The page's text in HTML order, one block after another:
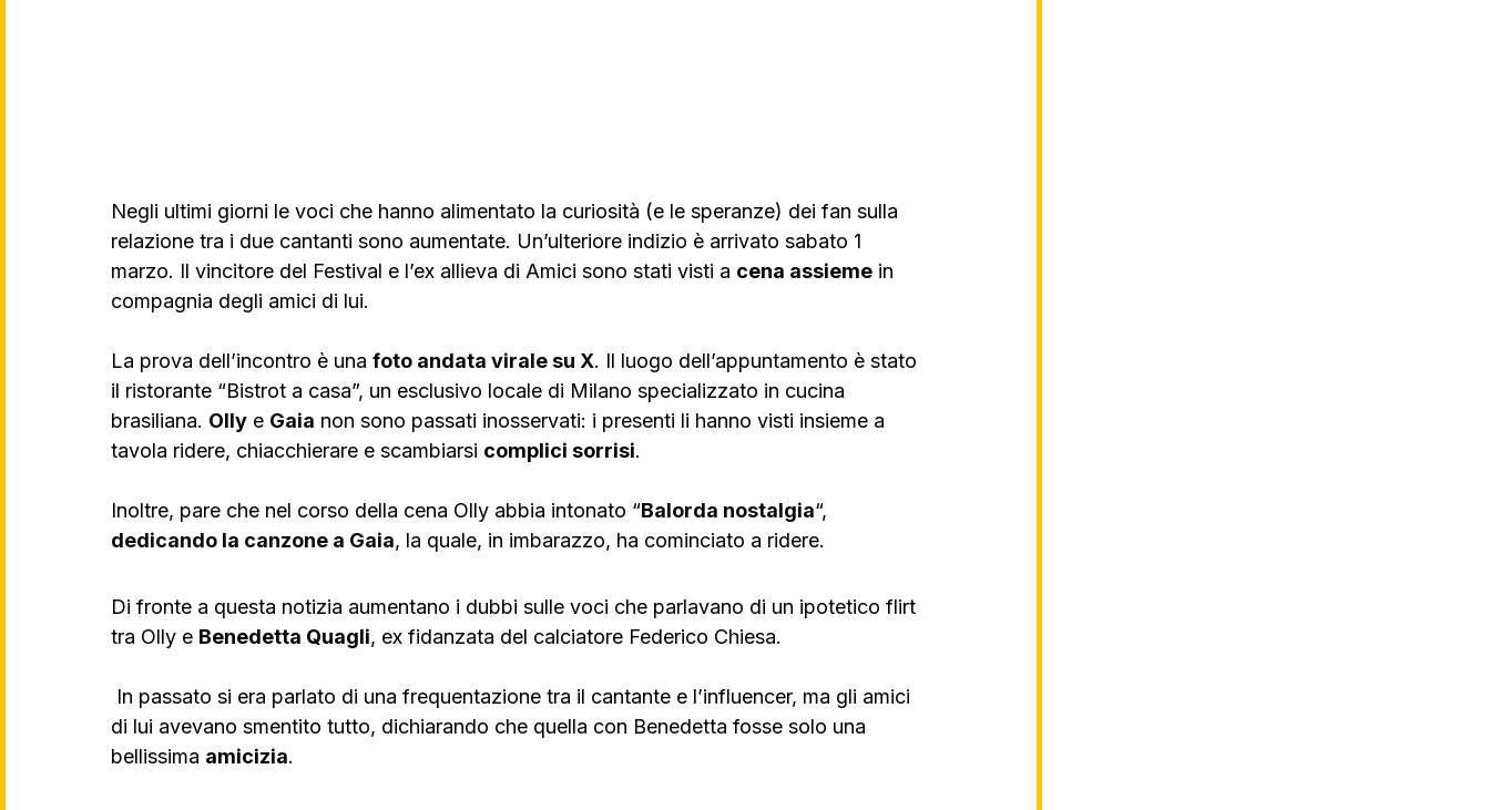
Negli ultimi giorni le voci che hanno alimentato la curiosità (e le speranze) dei fan sulla
relazione tra i due cantanti sono aumentate. Un’ulteriore indizio è arrivato sabato 1
marzo. Il vincitore del Festival e l’ex allieva di Amici sono stati visti a cena assieme in
compagnia degli amici di lui.
La prova dell’incontro è una foto andata virale su X. Il luogo dell’appuntamento è stato
il ristorante “Bistrot a casa”, un esclusivo locale di Milano specializzato in cucina
brasiliana. Olly e Gaia non sono passati inosservati: i presenti li hanno visti insieme a
tavola ridere, chiacchierare e scambiarsi complici sorrisi.
Inoltre, pare che nel corso della cena Olly abbia intonato “Balorda nostalgia“,
dedicando la canzone a Gaia, la quale, in imbarazzo, ha cominciato a ridere.
Di fronte a questa notizia aumentano i dubbi sulle voci che parlavano di un ipotetico flirt
tra Olly e Benedetta Quagli, ex fidanzata del calciatore Federico Chiesa.
di lui avevano smentito tutto, dichiarando che quella con Benedetta fosse solo una
bellissima amicizia.